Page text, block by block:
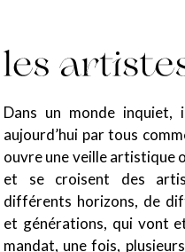
Dans un monde inquiet,
aujourd’hui par tous
ouvre une veille artistique
et se croisent des
différents horizons, de
et générations, qui vont
mandat, une fois,